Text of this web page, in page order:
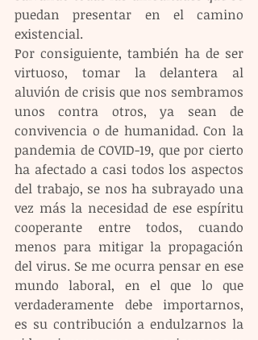
puedan presentar en el camino
existencial.
Por consiguiente, también ha de ser
virtuoso, tomar la delantera al
aluvión de crisis que nos sembramos
unos contra otros, ya sean de
convivencia o de humanidad. Con la
pandemia de COVID-19, que por cierto
ha afectado a casi todos los aspectos
del trabajo, se nos ha subrayado una
vez más la necesidad de ese espíritu
cooperante entre todos, cuando
menos para mitigar la propagación
del virus. Se me ocurra pensar en ese
mundo laboral, en el que lo que
verdaderamente debe importarnos,
es su contribución a endulzarnos la